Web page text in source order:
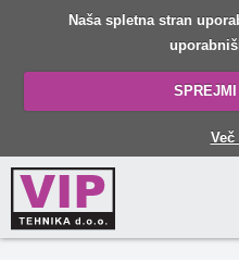
Naša spletna stran
Več